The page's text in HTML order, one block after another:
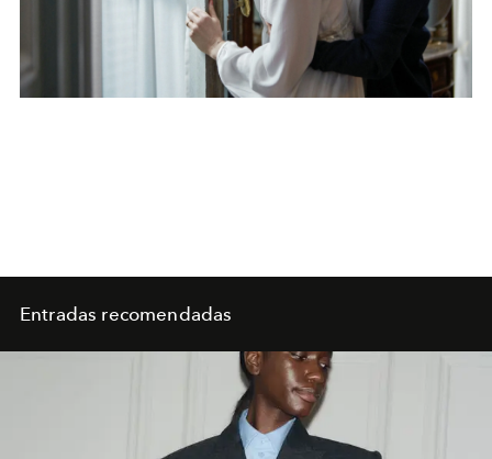
Entradas recomendadas